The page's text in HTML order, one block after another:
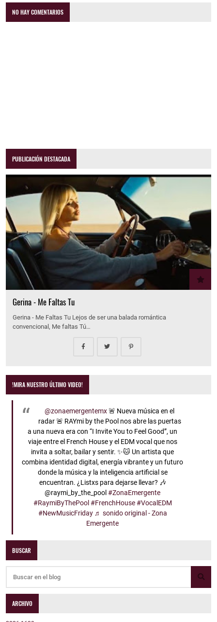
NO HAY COMENTARIOS
PUBLICACIÓN DESTACADA
Gerina - Me Faltas Tu
Gerina - Me Faltas Tu Lejos de ser una balada romántica
convencional, Me faltas Tú…
!MIRA NUESTRO ÚLTIMO VIDEO!
@zonaemergentemx🚨 Nueva música en el
radar 🚨 RAYmi by the Pool nos abre las puertas
a una nueva era con “I Invite You to Feel Good”, un
viaje entre el French House y el EDM vocal que nos
invita a soltar, bailar y sentir. ✨🐱 Un artista que
combina identidad digital, energía vibrante y un futuro
donde la música y la inteligencia artificial se
encuentran. ¿Listxs para dejarse llevar? 🎶
@raymi_by_the_pool#ZonaEmergente
#RaymiByThePool #FrenchHouse #VocalEDM
#NewMusicFriday ♬ sonido original - Zona
Emergente
BUSCAR
ARCHIVO